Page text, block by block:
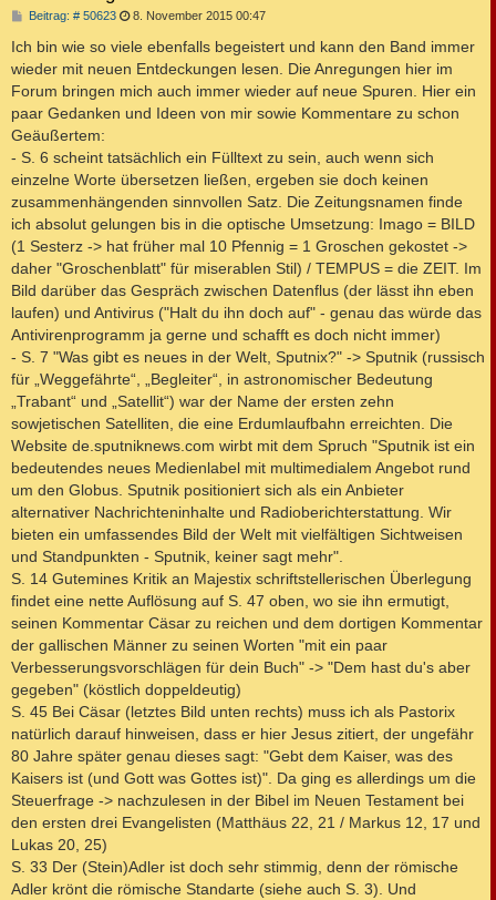
Beitrag: # 50623B
i
r
a
g
8. November 2015 00:47
Ich bin wie so viele ebenfalls begeistert und kann den Band immer
wieder mit neuen Entdeckungen lesen. Die Anregungen hier im
Forum bringen mich auch immer wieder auf neue Spuren. Hier ein
paar Gedanken und Ideen von mir sowie Kommentare zu schon
Geäußertem:
- S. 6 scheint tatsächlich ein Fülltext zu sein, auch wenn sich
einzelne Worte übersetzen ließen, ergeben sie doch keinen
zusammenhängenden sinnvollen Satz. Die Zeitungsnamen finde
ich absolut gelungen bis in die optische Umsetzung: Imago = BILD
(1 Sesterz -> hat früher mal 10 Pfennig = 1 Groschen gekostet ->
daher "Groschenblatt" für miserablen Stil) / TEMPUS = die ZEIT. Im
Bild darüber das Gespräch zwischen Datenflus (der lässt ihn eben
laufen) und Antivirus ("Halt du ihn doch auf" - genau das würde das
Antivirenprogramm ja gerne und schafft es doch nicht immer)
- S. 7 "Was gibt es neues in der Welt, Sputnix?" -> Sputnik (russisch
für „Weggefährte“, „Begleiter“, in astronomischer Bedeutung
„Trabant“ und „Satellit“) war der Name der ersten zehn
sowjetischen Satelliten, die eine Erdumlaufbahn erreichten. Die
Website de.sputniknews.com wirbt mit dem Spruch "Sputnik ist ein
bedeutendes neues Medienlabel mit multimedialem Angebot rund
um den Globus. Sputnik positioniert sich als ein Anbieter
alternativer Nachrichteninhalte und Radioberichterstattung. Wir
bieten ein umfassendes Bild der Welt mit vielfältigen Sichtweisen
und Standpunkten - Sputnik, keiner sagt mehr".
S. 14 Gutemines Kritik an Majestix schriftstellerischen Überlegung
findet eine nette Auflösung auf S. 47 oben, wo sie ihn ermutigt,
seinen Kommentar Cäsar zu reichen und dem dortigen Kommentar
der gallischen Männer zu seinen Worten "mit ein paar
Verbesserungsvorschlägen für dein Buch" -> "Dem hast du's aber
gegeben" (köstlich doppeldeutig)
S. 45 Bei Cäsar (letztes Bild unten rechts) muss ich als Pastorix
natürlich darauf hinweisen, dass er hier Jesus zitiert, der ungefähr
80 Jahre später genau dieses sagt: "Gebt dem Kaiser, was des
Kaisers ist (und Gott was Gottes ist)". Da ging es allerdings um die
Steuerfrage -> nachzulesen in der Bibel im Neuen Testament bei
den ersten drei Evangelisten (Matthäus 22, 21 / Markus 12, 17 und
Lukas 20, 25)
S. 33 Der (Stein)Adler ist doch sehr stimmig, denn der römische
Adler krönt die römische Standarte (siehe auch S. 3). Und